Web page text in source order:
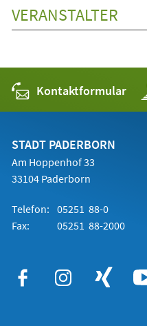
VERANSTALTER
Kontaktformular
STADT PADERBORN
Am Hoppenhof 33
33104 Paderborn
Telefon: 05251 88-0
Fax:
05251 88-2000